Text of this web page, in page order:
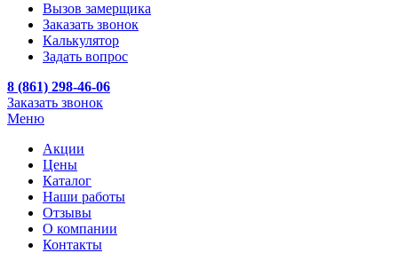
Вызов замерщика
Заказать звонок
Калькулятор
Задать вопрос
8 (861) 298-46-06
Заказать звонок
Меню
Акции
Цены
Каталог
Наши работы
Отзывы
О компании
Контакты